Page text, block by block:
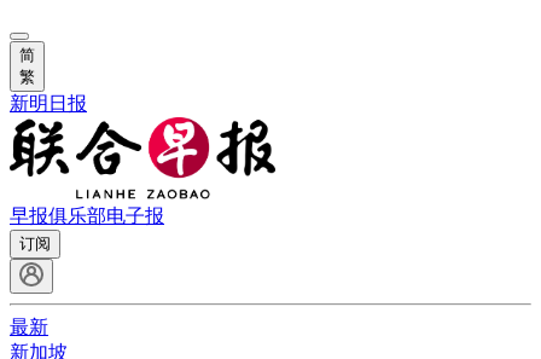
简
繁
新明日报
早报俱乐部电子报
订阅
最新
新加坡